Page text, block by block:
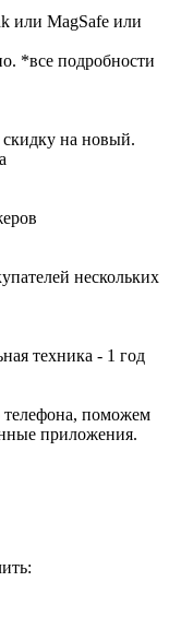
или MagSafe или
*все подробности
на новый.
нескольких
техника - 1 год
поможем
приложения.